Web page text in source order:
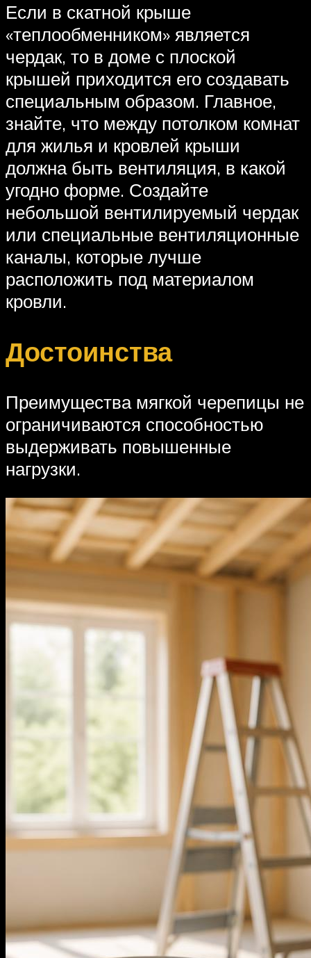
Если в скатной крыше
«теплообменником» является
чердак, то в доме с плоской
крышей приходится его создавать
специальным образом. Главное,
знайте, что между потолком комнат
для жилья и кровлей крыши
должна быть вентиляция, в какой
угодно форме. Создайте
небольшой вентилируемый чердак
или специальные вентиляционные
каналы, которые лучше
расположить под материалом
кровли.
Достоинства
Преимущества мягкой черепицы не
ограничиваются способностью
выдерживать повышенные
нагрузки.